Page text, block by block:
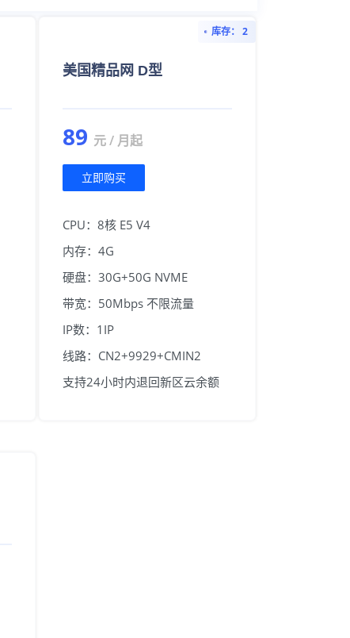
库存： 2
美国精品网 D型
89 元 / 月起
立即购买
CPU：8核 E5 V4
内存：4G
硬盘：30G+50G NVME
带宽：50Mbps 不限流量
IP数：1IP
线路：CN2+9929+CMIN2
支持24小时内退回新区云余额